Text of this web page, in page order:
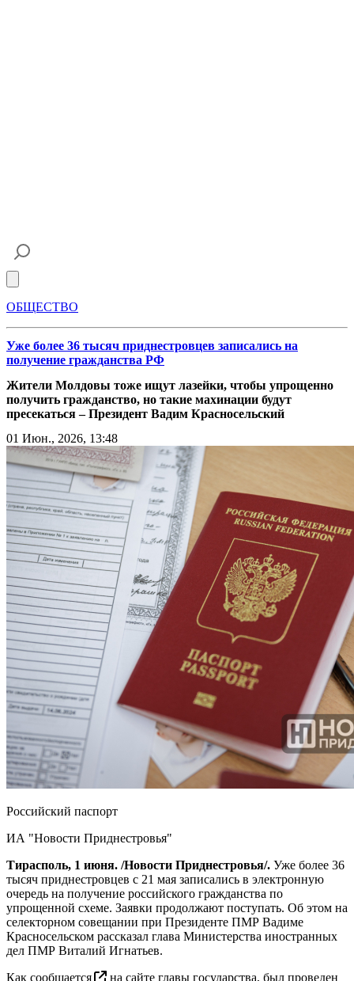
ОБЩЕСТВО
Уже более 36 тысяч приднестровцев записались на
получение гражданства РФ
Жители Молдовы тоже ищут лазейки, чтобы упрощенно
получить гражданство, но такие махинации будут
пресекаться – Президент Вадим Красносельский
01 Июн., 2026, 13:48
Российский паспорт
ИА "Новости Приднестровья"
Тирасполь, 1 июня. /Новости Приднестровья/. Уже более 36
тысяч приднестровцев с 21 мая записались в электронную
очередь на получение российского гражданства по
упрощенной схеме. Заявки продолжают поступать. Об этом на
селекторном совещании при Президенте ПМР Вадиме
Красносельском рассказал глава Министерства иностранных
дел ПМР Виталий Игнатьев.
Как сообщается
на сайте главы государства, был проведен